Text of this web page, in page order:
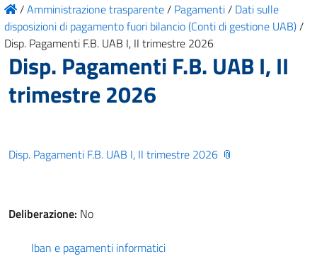
/Amministrazione trasparente/ Pagamenti/ Dati sulle
disposizioni di pagamento fuori bilancio (Conti di gestione UAB)/
Disp. Pagamenti F.B. UAB I, II trimestre 2026
Disp. Pagamenti F.B. UAB I, II
trimestre 2026
Disp. Pagamenti F.B. UAB I, II trimestre 2026
Deliberazione: No
Iban e pagamenti informatici